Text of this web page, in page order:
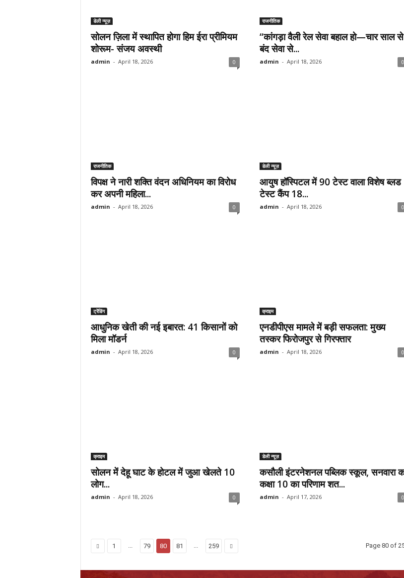
डेली न्यूज़
सोलन ज़िला में स्थापित होगा हिम ईरा प्रीमियम
शोरूम- संजय अवस्थी
admin - April 18, 2026 0
राजनीतिक
“कांगड़ा वैली रेल सेवा बहाल हो—चार साल से
बंद सेवा से...
admin - April 18, 2026 0
राजनीतिक
विपक्ष ने नारी शक्ति वंदन अधिनियम का विरोध
कर अपनी महिला...
admin - April 18, 2026 0
डेली न्यूज़
आयुष हॉस्पिटल में 90 टेस्ट वाला विशेष ब्लड
टेस्ट कैंप 18...
admin - April 18, 2026 0
ट्रेंडिंग
आधुनिक खेती की नई इबारत: 41 किसानों को
मिला मॉडर्न
admin - April 18, 2026 0
क्राइम
एनडीपीएस मामले में बड़ी सफलता: मुख्य
तस्कर फिरोजपुर से गिरफ्तार
admin - April 18, 2026 0
क्राइम
सोलन में देहू घाट के होटल में जुआ खेलते 10
लोग...
admin - April 18, 2026 0
डेली न्यूज़
कसौली इंटरनेशनल पब्लिक स्कूल, सनवारा
कक्षा 10 का परिणाम शत...
admin - April 17, 2026 0
1 ... 79 80 81 ... 259 Page 80 of